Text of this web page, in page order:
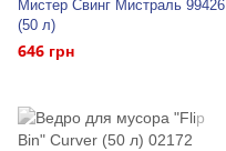
Мистер Свинг Мистраль 99426
(50 л)
646 грн